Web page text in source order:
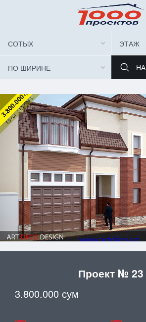
СОТЫХ ЭТАЖ
ПО ШИРИНЕ
Проект № 23
3.800.000 сум